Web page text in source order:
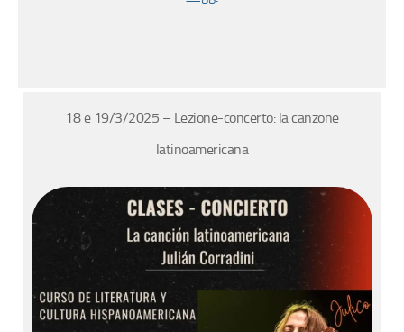
18 e 19/3/2025 – Lezione-concerto: la canzone
latinoamericana